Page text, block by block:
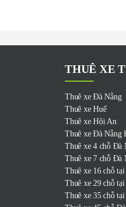
THUÊ XE
Thuê xe Đà Nẵng
Thuê xe Huế
Thuê xe Hội An
Thuê xe Đà Nẵng
Thuê xe 4 chỗ Đà
Thuê xe 7 chỗ Đà
Thuê xe 16 chỗ
Thuê xe 29 chỗ
Thuê xe 35 chỗ